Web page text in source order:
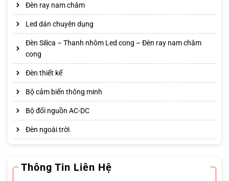
Đèn ray nam châm
Led dán chuyên dụng
Đèn Silica – Thanh nhôm Led cong – Đèn ray nam châm
cong
Đèn thiết kế
Bộ cảm biến thông minh
Bộ đổi nguồn AC-DC
Đèn ngoài trời
Thông Tin Liên Hệ